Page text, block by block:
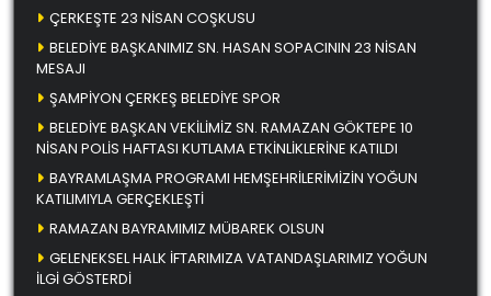
ÇERKEŞTE 23 NİSAN COŞKUSU
BELEDİYE BAŞKANIMIZ SN. HASAN SOPACININ 23 NİSAN
MESAJI
ŞAMPİYON ÇERKEŞ BELEDİYE SPOR
BELEDİYE BAŞKAN VEKİLİMİZ SN. RAMAZAN GÖKTEPE 10
NİSAN POLİS HAFTASI KUTLAMA ETKİNLİKLERİNE KATILDI
BAYRAMLAŞMA PROGRAMI HEMŞEHRİLERİMİZİN YOĞUN
KATILIMIYLA GERÇEKLEŞTİ
RAMAZAN BAYRAMIMIZ MÜBAREK OLSUN
GELENEKSEL HALK İFTARIMIZA VATANDAŞLARIMIZ YOĞUN
İLGİ GÖSTERDİ